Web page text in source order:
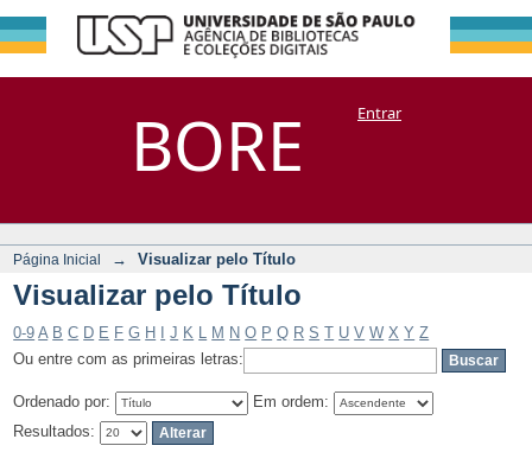
BORE
Visualizar pelo
Título
DSpace/Manakin + CoriscoEntrar
Página Inicial → Visualizar pelo Título
Visualizar pelo Título
0-9 A B C D E F G H J K M N O P Q R S T U V W X Y Z
Ou entre com as primeiras letras:
Ordenado por:
Em ordem:
Resultados: